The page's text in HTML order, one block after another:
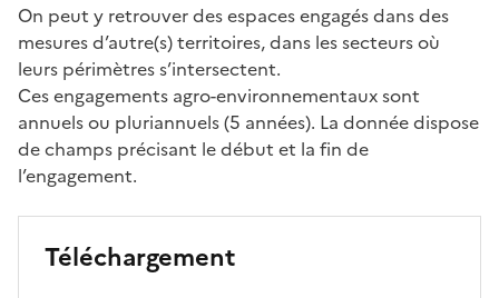
On peut y retrouver des espaces engagés dans des
mesures d’autre(s) territoires, dans les secteurs où
leurs périmètres s’intersectent.
Ces engagements agro-environnementaux sont
annuels ou pluriannuels (5 années). La donnée dispose
de champs précisant le début et la fin de
l’engagement.
Téléchargement